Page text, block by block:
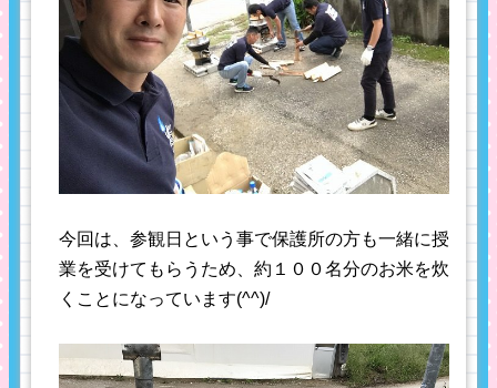
今回は、参観日という事で保護所の方も一緒に授
業を受けてもらうため、約１００名分のお米を炊
くことになっています(^^)/